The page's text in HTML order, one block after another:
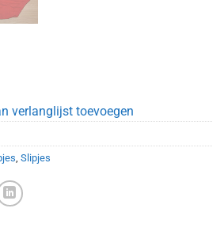
verlanglijst toevoegen
, Slipjes